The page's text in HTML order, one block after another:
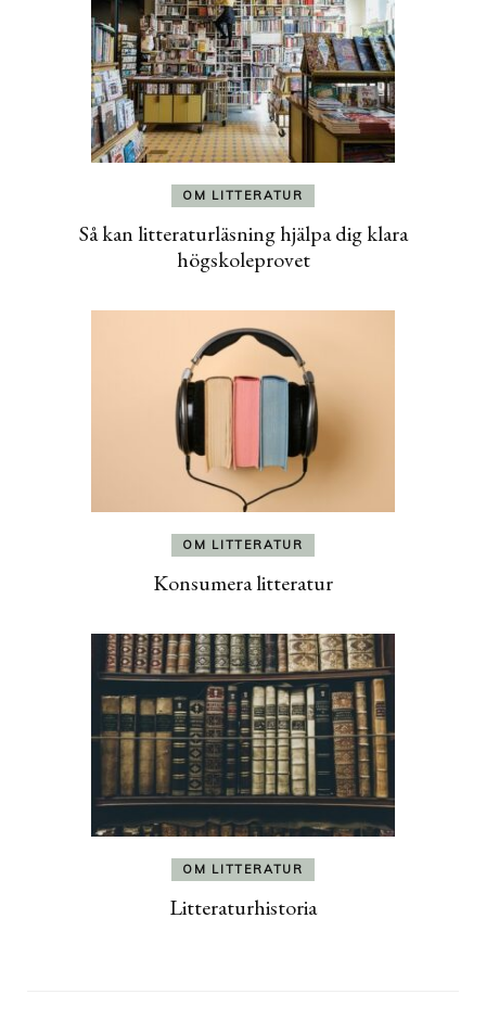
OM LITTERATUR
Så kan litteraturläsning hjälpa dig klara
högskoleprovet
OM LITTERATUR
Konsumera litteratur
OM LITTERATUR
Litteraturhistoria